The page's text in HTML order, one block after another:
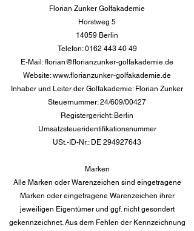
Florian Zunker Golfakademie
Horstweg 5
14059 Berlin
Telefon:0162 443 40 49
E-Mail:florian@florianzunker-golfakademie.de
Website:www.florianzunker-golfakademie.de
Inhaber und Leiter der Golfakademie: Florian Zunker
Steuernummer: 24/609/00427
Registergericht: Berlin
Umsatzsteueridentifikationsnummer
USt.-ID-Nr.: DE 294927643
Marken
Alle Marken oder Warenzeichen sind eingetragene
Marken oder eingetragene Warenzeichen ihrer
jeweiligen Eigentümer und ggf. nicht gesondert
gekennzeichnet. Aus dem Fehlen der Kennzeichnung